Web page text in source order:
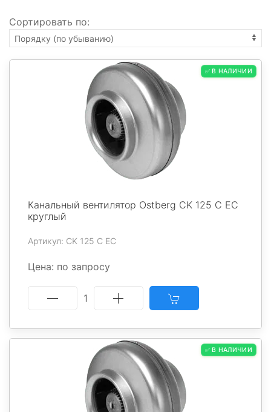
Сортировать по:
✅ В НАЛИЧИИ
Канальный вентилятор Ostberg CK 125 C EC
круглый
Артикул: CK 125 C EC
Цена: по запросу
1
✅ В НАЛИЧИИ